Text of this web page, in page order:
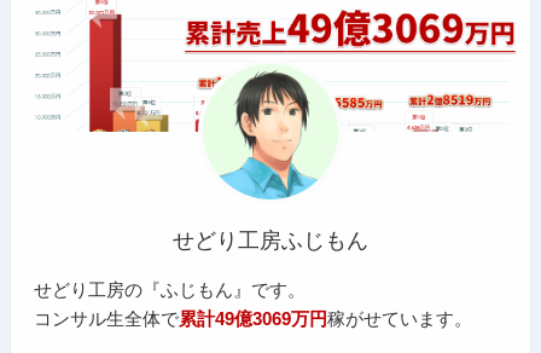
せどり工房ふじもん
せどり工房の『ふじもん』です。
コンサル生全体で累計49億3069万円稼がせています。